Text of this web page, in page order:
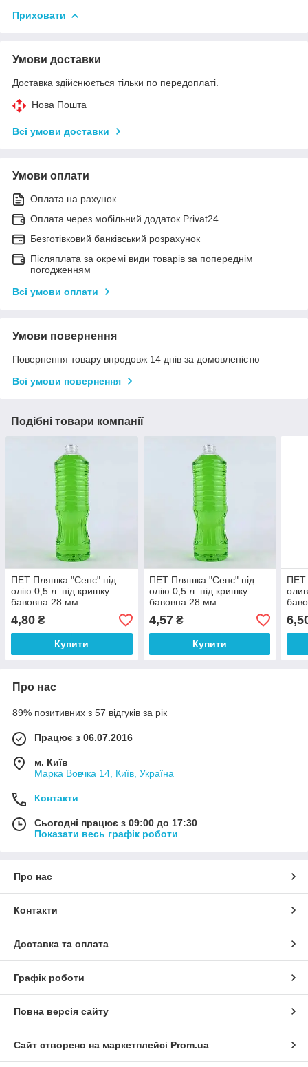
Приховати
Умови доставки
Доставка здійснюється тільки по передоплаті.
Нова Пошта
Всі умови доставки
Умови оплати
Оплата на рахунок
Оплата через мобільний додаток Privat24
Безготівковий банківський розрахунок
Післяплата за окремі види товарів за попереднім
погодженням
Всі умови оплати
Умови повернення
Повернення товару впродовж 14 днів за домовленістю
Всі умови повернення
Подібні товари компанії
ПЕТ Пляшка "Сенс" під
олію 0,5 л. під кришку
бавовна 28 мм.
4,80 ₴
Купити
ПЕТ Пляшка "Сенс" під
олію 0,5 л. під кришку
бавовна 28 мм.
4,57₴
Купити
ПЕТ
Про нас
89% позитивних з 57 відгуків за рік
Працює з 06.07.2016
м. Київ
Марка Вовчка 14, Київ, Україна
Контакти
Сьогодні працює з 09:00 до 17:30
Показати весь графік роботи
Про нас
Контакти
Доставка та оплата
Графік роботи
Повна версія сайту
Сайт створено на маркетплейсі Prom.ua